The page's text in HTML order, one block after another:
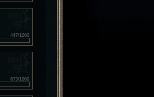
447/1000
673/1000